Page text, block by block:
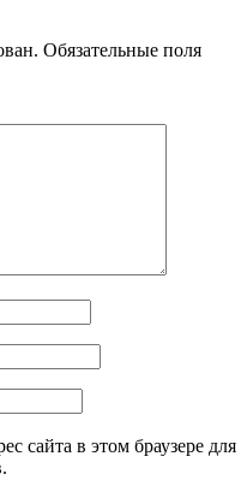
Обязательные поля
сайта в этом браузере для